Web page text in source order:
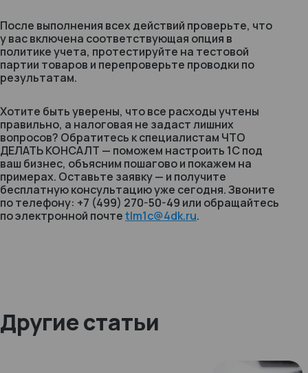
После выполнения всех действий проверьте, что
у вас включена соответствующая опция в
политике учета, протестируйте на тестовой
партии товаров и перепроверьте проводки по
результатам.
Хотите быть уверены, что все расходы учтены
правильно, а налоговая не задаст лишних
вопросов? Обратитесь к специалистам ЧТО
ДЕЛАТЬ КОНСАЛТ — поможем настроить 1С под
ваш бизнес, объясним пошагово и покажем на
примерах. Оставьте заявку — и получите
бесплатную консультацию уже сегодня. Звоните
по телефону: +7 (499) 270-50-49 или обращайтесь
по электронной почтеtlm1c@4dk.ru.
Другие статьи